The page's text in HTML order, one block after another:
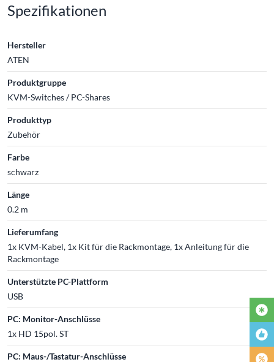
Spezifikationen
Hersteller
ATEN
Produktgruppe
KVM-Switches / PC-Shares
Produkttyp
Zubehör
Farbe
schwarz
Länge
0.2 m
Lieferumfang
1x KVM-Kabel, 1x Kit für die Rackmontage, 1x Anleitung für die
Rackmontage
Unterstützte PC-Plattform
USB
PC: Monitor-Anschlüsse
1x HD 15pol. ST
PC: Maus-/Tastatur-Anschlüsse